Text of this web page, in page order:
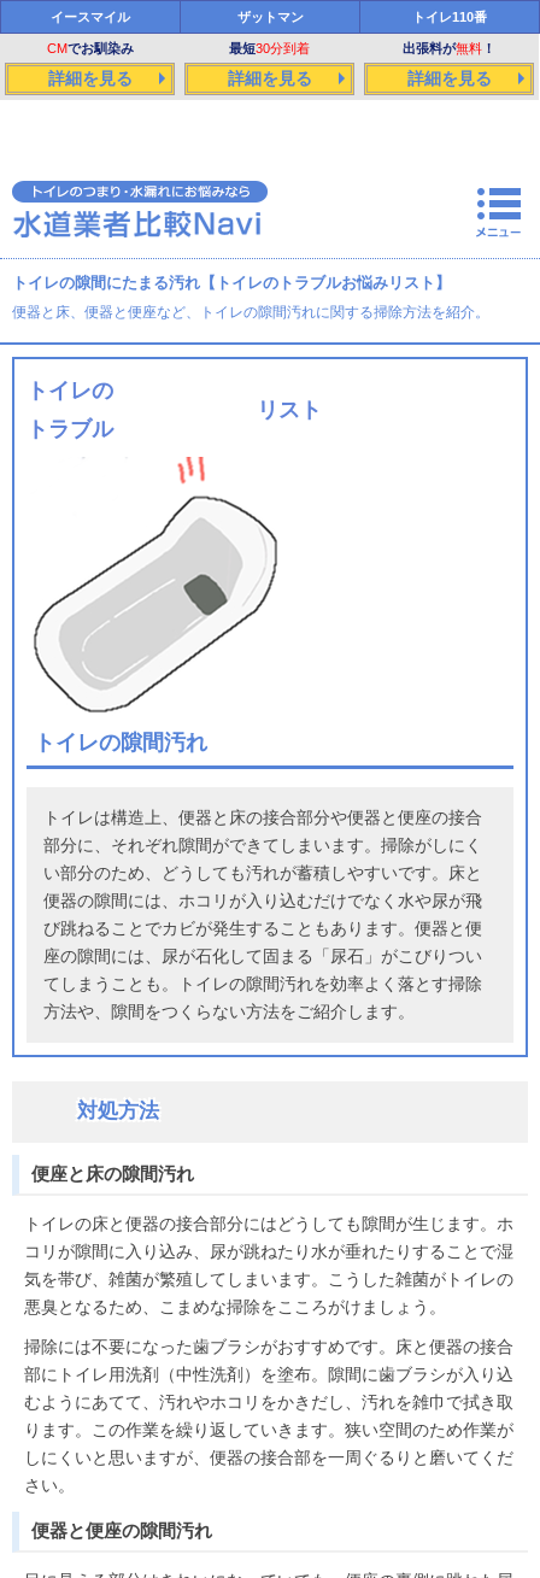
イースマイル ザットマン トイレ110番
CMでお馴染み 最短30分到着 出張料が無料 ！
詳細を見る 詳細を見る 詳細を見る
トイレの隙間にたまる汚れ【トイレのトラブルお悩みリスト】
便器と床、便器と便座など、トイレの隙間汚れに関する掃除方法を紹介。
トイレの
トラブル
リスト
トイレの隙間汚れ
トイレは構造上、便器と床の接合部分や便器と便座の接合
部分に、それぞれ隙間ができてしまいます。掃除がしにく
い部分のため、どうしても汚れが蓄積しやすいです。床と
便器の隙間には、ホコリが入り込むだけでなく水や尿が飛
び跳ねることでカビが発生することもあります。便器と便
座の隙間には、尿が石化して固まる「尿石」がこびりつい
てしまうことも。トイレの隙間汚れを効率よく落とす掃除
方法や、隙間をつくらない方法をご紹介します。
対処方法
便座と床の隙間汚れ
トイレの床と便器の接合部分にはどうしても隙間が生じます。ホ
コリが隙間に入り込み、尿が跳ねたり水が垂れたりすることで湿
気を帯び、雑菌が繁殖してしまいます。こうした雑菌がトイレの
悪臭となるため、こまめな掃除をこころがけましょう。
掃除には不要になった歯ブラシがおすすめです。床と便器の接合
部にトイレ用洗剤（中性洗剤）を塗布。隙間に歯ブラシが入り込
むようにあてて、汚れやホコリをかきだし、汚れを雑巾で拭き取
ります。この作業を繰り返していきます。狭い空間のため作業が
しにくいと思いますが、便器の接合部を一周ぐるりと磨いてくだ
さい。
便器と便座の隙間汚れ